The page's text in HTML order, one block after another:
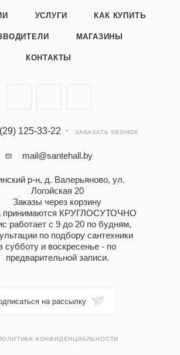
УСЛУГИ КАК КУПИТЬ
МАГАЗИНЫ
КОНТАКТЫ
125-33-22 ЗАКАЗАТЬ ЗВОНОК
mail@santehall.by
р-н, д. Валерьяново, ул.
Логойская 20
Заказы через корзину
принимаются КРУГЛОСУТОЧНО
работает с 9 до 20 по будням,
по подбору сантехники
субботу и воскресенье - по
предварительной записи.
на рассылку
КОНФИДЕНЦИАЛЬНОСТИ